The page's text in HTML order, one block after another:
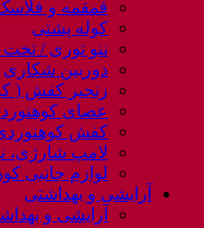
قمقمه و
کوله پشتی
ننو توری /
دوربین شکاری
زنجیر کفش (
عصای
کفش
لامپ شارژی،
لوازم جانبی
آرایشی و بهداشتی
آرایشی و